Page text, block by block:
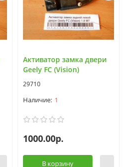
Активатор замка двери
Geely FC (Vision)
29710
1
1000.00р.
В корзину